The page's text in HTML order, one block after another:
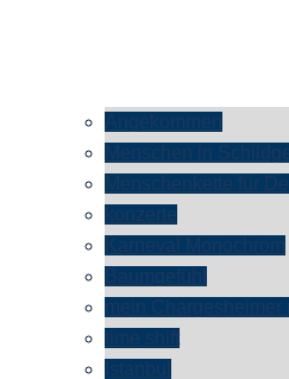
Angekommen
Menschen in
Menschenkette für
konzerte
Karneval Monochrom
Baumgefühl
mein Chargesheimer
time shift
Istanbul